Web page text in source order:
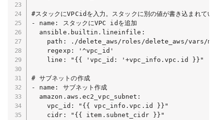
#スタックにVPCidを入力。スタックに別の値が書き込まれてい
- name: スタックにVPC idを追加
  ansible.builtin.lineinfile:
path: ./delete_aws/roles/delete_aws/vars/
    regexp: '^vpc_id'
    line: "{{ 'vpc_id: '+vpc_info.vpc.id }}"
# サブネットの作成
- name: サブネット作成
  amazon.aws.ec2_vpc_subnet:
    vpc_id: "{{ vpc_info.vpc.id }}"
    cidr: "{{ item.subnet_cidr }}"